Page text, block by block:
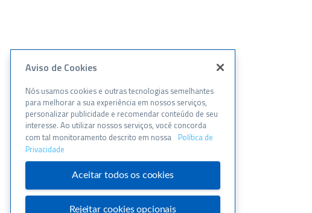
Aviso de Cookies
Nós usamos cookies e outras tecnologias semelhantes
para melhorar a sua experiência em nossos serviços,
personalizar publicidade e recomendar conteúdo de seu
interesse. Ao utilizar nossos serviços, você concorda
com tal monitoramento descrito em nossa Política de
Privacidade
Aceitar todos os cookies
Rejeitar cookies opcionais